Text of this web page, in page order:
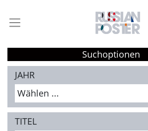
Suchoptionen
JAHR
Wählen ...
TITEL